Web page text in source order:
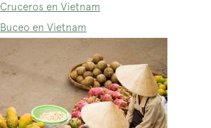
Cruceros en Vietnam
Buceo en Vietnam